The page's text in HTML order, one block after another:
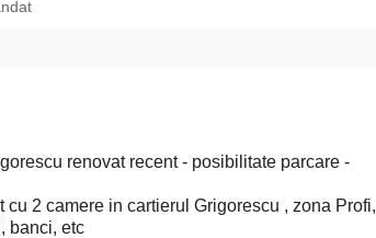
renovat recent - posibilitate parcare -
2 camere in cartierul Grigorescu , zona Profi,
banci, etc